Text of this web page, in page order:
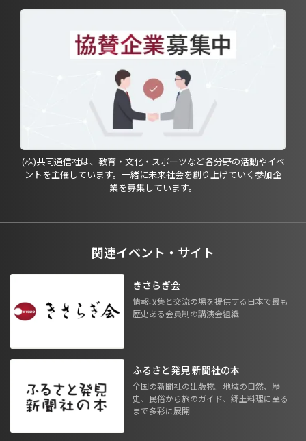
(株)共同通信社は、教育・文化・スポーツなど各分野の活動やイベ
ントを主催しています。一緒に未来社会を創り上げていく参加企
業を募集しています。
関連イベント・サイト
きさらぎ会
情報収集と交流の場を提供する日本で最も
歴史ある会員制の講演会組織
ふるさと発見 新聞社の本
全国の新聞社の出版物。地域の自然、歴
史、民俗から旅のガイド、郷土料理に至る
まで多彩に展開